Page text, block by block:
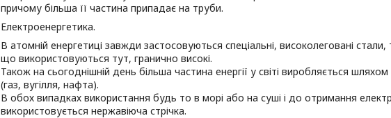
причому більша її частина припадає на труби.
Електроенергетика.
В атомній енергетиці завжди застосовуються спеціальні, високолеговані
що використовуються тут, гранично високі.
Також на сьогоднішній день більша частина енергії у світі виробляється
(газ, вугілля, нафта).
В обох випадках використання будь то в морі або на суші і до отримання
використовується нержавіюча стрічка.